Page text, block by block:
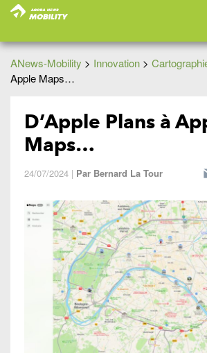
ANews-Mobility > Innovation >
Apple Maps…
D’Apple Plans à
Maps…
24/07/2024 | Par Bernard La Tour